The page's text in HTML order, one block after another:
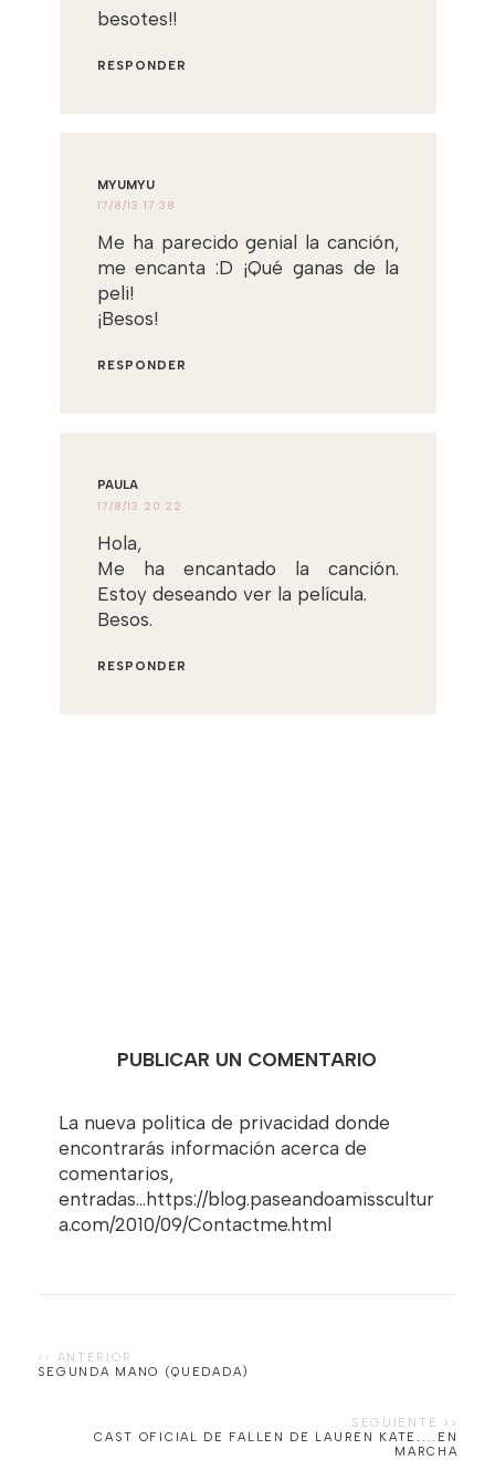
besotes!!
RESPONDER
MYUMYU
17/8/13 17:38
Me ha parecido genial la canción,
me encanta :D ¡Qué ganas de la
peli!
¡Besos!
RESPONDER
PAULA
17/8/13 20:22
Hola,
Me ha encantado la canción.
Estoy deseando ver la película.
Besos.
RESPONDER
PUBLICAR UN COMENTARIO
La nueva politica de privacidad donde
encontrarás información acerca de
comentarios,
entradas...https://blog.paseandoamisscultur
a.com/2010/09/Contactme.html
SEGUNDA MANO (QUEDADA)
CAST OFICIAL DE FALLEN DE LAUREN KATE....EN
MARCHA